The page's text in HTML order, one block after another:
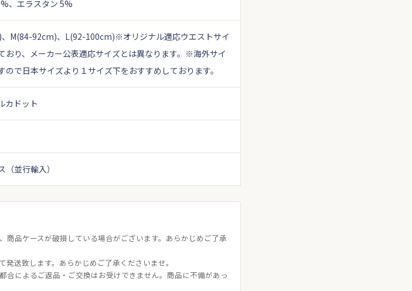
、エラスタン 5%
M(84-92cm)、L(92-100cm)※オリジナル適応ウエストサイ
おり、メーカー公表適応サイズとは異なります。 ※海外サイ
ので日本サイズより１サイズ下をおすすめしております。
カドット
（並行輸入）
商品ケースが破損している場合がございます。あらかじめご了承
送致します。あらかじめご了承くださいませ。
合によるご返品・ご交換はお受けできません。商品に不備があっ